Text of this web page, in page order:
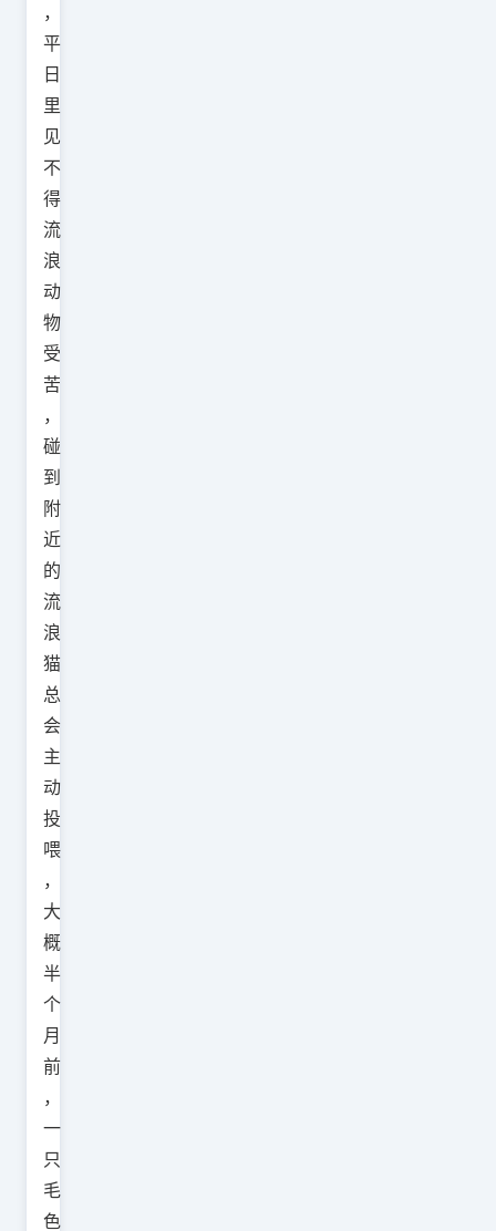
，
平
日
里
见
不
得
流
浪
动
物
受
苦
，
碰
到
附
近
的
流
浪
猫
总
会
主
动
投
喂
，
大
概
半
个
月
前
，
一
只
毛
色